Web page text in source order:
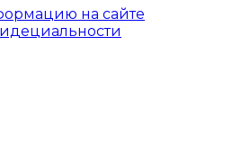
на сайте